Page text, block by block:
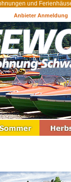
und
Anbieter Anmeldung